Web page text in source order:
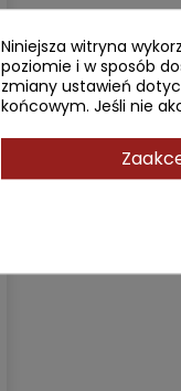
Niniejsza witryna
poziomie i w sposób
zmiany ustawień
końcowym. Jeśli nie